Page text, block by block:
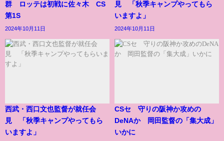
群 ロッテは初戦に佐々木 CS
第1S
2024年10月11日
見 「秋季キャンプやってもら
いますよ」
2024年10月11日
西武・西口文也監督が就任会
見 「秋季キャンプやってもら
いますよ」
CSセ 守りの阪神か攻めの
DeNAか 岡田監督の「集大成」
いかに